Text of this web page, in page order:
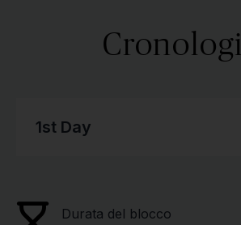
1st Day
Durata del blocco